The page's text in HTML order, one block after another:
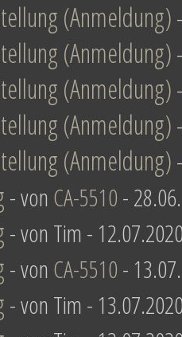
(Anmeldung)
(Anmeldung)
(Anmeldung)
(Anmeldung)
(Anmeldung)
- von CA-5510-
- von Tim -
- von CA-5510-
- von Tim -